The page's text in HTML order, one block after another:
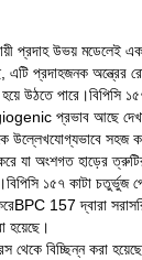
প্রদাহ উভয় মডেলেই
এটি প্রদাহজনক অন্ত্রের
উঠতে পারে।বিপিসি
প্রভাব আছে
উল্লেখযোগ্যভাবে সহজ
যা অংশগত হাড়ের
১৫৭ কাটা চতুর্ভুজ
157 দ্বারা
হয়েছে।
থেকে বিচ্ছিন্ন করা